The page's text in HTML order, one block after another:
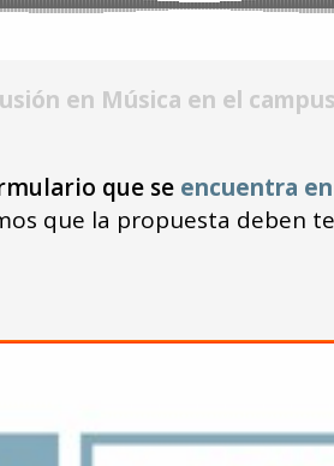
en Música en el campus
que se encuentra
que la propuesta deben